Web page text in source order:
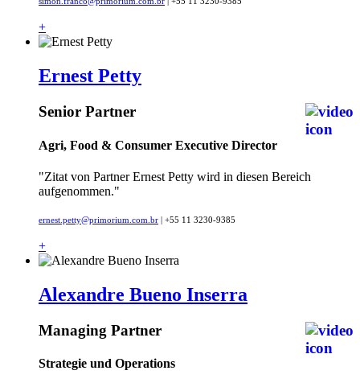
+
Ernest Petty
Senior Partner
Agri, Food & Consumer Executive Director
"Zitat von Partner Ernest Petty wird in diesen Bereich
aufgenommen."
ernest.petty@primorium.com.br | +55 11 3230-9385
+
Alexandre Bueno Inserra
Managing Partner
Strategie und Operations